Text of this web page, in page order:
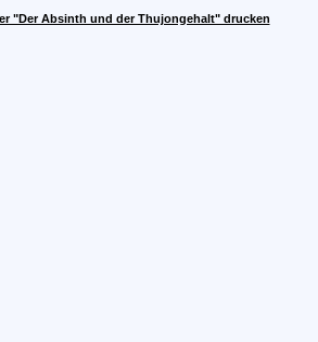
"Der Absinth und der Thujongehalt" drucken